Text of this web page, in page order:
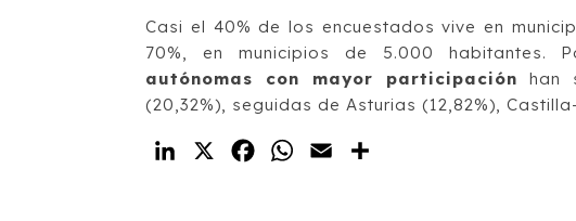
Casi el 40% de los encuestados vive en
70%, en municipios de 5.000 habitantes.
autónomas con mayor participación han
(20,32%), seguidas de Asturias (12,82%),
LinkedIn
X FacebookWhatsApp
Email